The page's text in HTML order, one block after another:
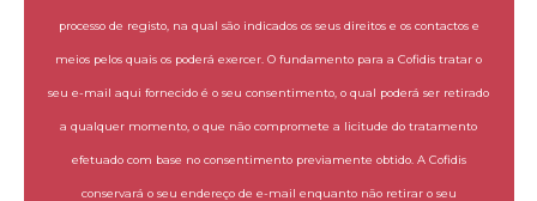
processo de registo, na qual são indicados os seus direitos e os contactos e
meios pelos quais os poderá exercer. O fundamento para a Cofidis tratar o
seu e-mail aqui fornecido é o seu consentimento, o qual poderá ser retirado
a qualquer momento, o que não compromete a licitude do tratamento
efetuado com base no consentimento previamente obtido. A Cofidis
conservará o seu endereço de e-mail enquanto não retirar o seu